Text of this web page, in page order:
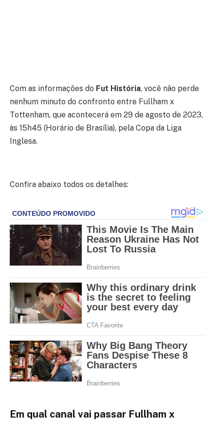
Com as informações do Fut História, você não perde
nenhum minuto do confronto entre Fullham x
Tottenham, que acontecerá em 29 de agosto de 2023,
às 15h45 (Horário de Brasília), pela Copa da Liga
Inglesa.
Confira abaixo todos os detalhes:
Em qual canal vai passar Fullham x